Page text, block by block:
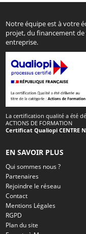
Notre équipe est à votre
projet, du financement
entreprise.
La certification qualité a été
ACTIONS DE FORMATION
Certificat Qualiopi CENTRE
EN SAVOIR PLUS
Qui sommes nous ?
Partenaires
Rejoindre le réseau
Contact
Mentions Légales
RGPD
Plan du site